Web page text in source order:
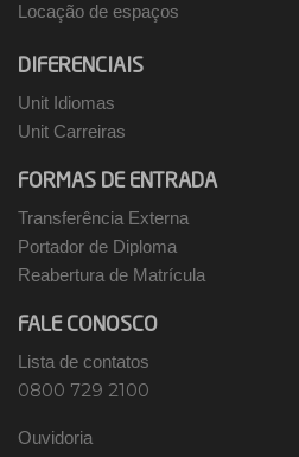
Locação de espaços
DIFERENCIAIS
Unit Idiomas
Unit Carreiras
FORMAS DE ENTRADA
Transferência Externa
Portador de Diploma
Reabertura de Matrícula
FALE CONOSCO
Lista de contatos
0800 729 2100
Ouvidoria